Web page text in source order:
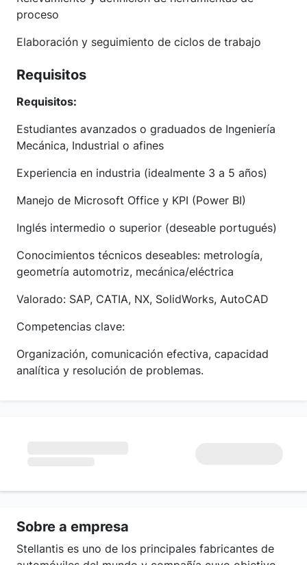
proceso
Elaboración y seguimiento de ciclos de trabajo
Requisitos
Requisitos:
Estudiantes avanzados o graduados de Ingeniería
Mecánica, Industrial o afines
Experiencia en industria (idealmente 3 a 5 años)
Manejo de Microsoft Office y KPI (Power BI)
Inglés intermedio o superior (deseable portugués)
Conocimientos técnicos deseables: metrología,
geometría automotriz, mecánica/eléctrica
Valorado: SAP, CATIA, NX, SolidWorks, AutoCAD
Competencias clave:
Organización, comunicación efectiva, capacidad
analítica y resolución de problemas.
Sobre a empresa
Stellantis es uno de los principales fabricantes de